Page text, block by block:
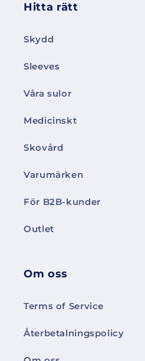
Hitta rätt
Skydd
Sleeves
Våra sulor
Medicinskt
Skovård
Varumärken
För B2B-kunder
Outlet
Om oss
Terms of Service
Återbetalningspolicy